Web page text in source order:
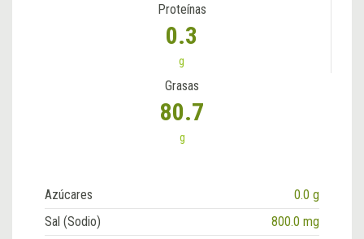
Proteínas
0.3
g
Grasas
80.7
g
Azúcares
0.0 g
Sal (Sodio)
800.0 mg